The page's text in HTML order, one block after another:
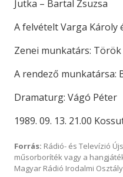
Jutka – Bartal Zsuzsa
A felvételt Varga Károly
Zenei munkatárs: Török
A rendező munkatársa:
Dramaturg: Vágó Péter
1989. 09. 13. 21.00
Forrás: Rádió- és Televízió
műsorboríték vagy a
Magyar Rádió Irodalmi